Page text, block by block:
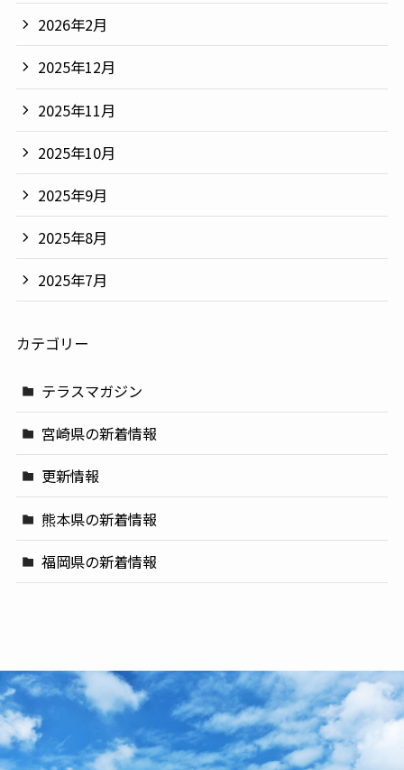
2026年2月
2025年12月
2025年11月
2025年10月
2025年9月
2025年8月
2025年7月
カテゴリー
テラスマガジン
宮崎県の新着情報
更新情報
熊本県の新着情報
福岡県の新着情報